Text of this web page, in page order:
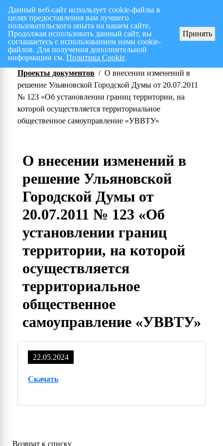
Перспективный план работ на I полугодие 2026 г.
Проекты документов / О внесении изменений в
решение Ульяновской Городской Думы от 20.07.2011
№ 123 «Об установлении границ территории, на
которой осуществляется территориальное
общественное самоуправление «УВВТУ»
О внесении изменений в
решение Ульяновской
Городской Думы от
20.07.2011 № 123 «Об
установлении границ
территории, на которой
осуществляется
территориальное
общественное
самоуправление «УВВТУ»
22.05.2024
Скачать
Возврат к списку
Данный веб-сайт использует cookie-файлы в
целях предоставления вам лучшего
пользовательского опыта на нашем сайте.
Продолжая использовать данный сайт, вы
соглашаетесь с использованием нами cookie-
файлов. Для получения дополнительной
информации см.Политика Cookie.
Принять